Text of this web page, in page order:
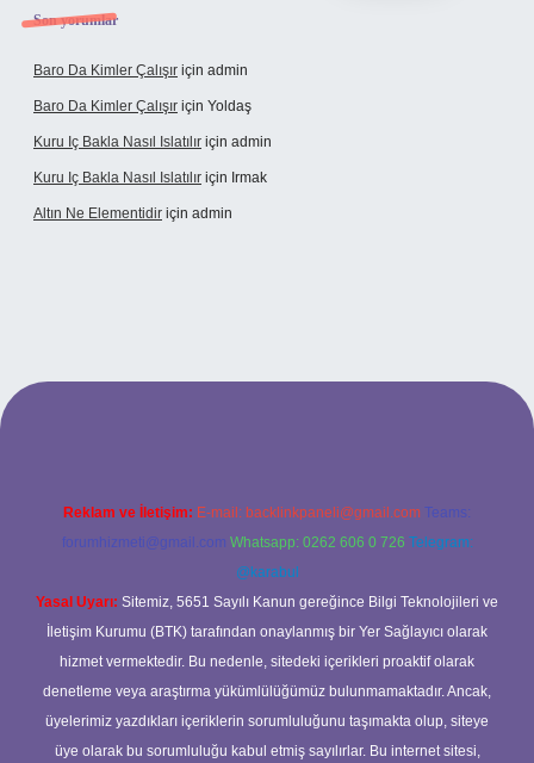
Son yorumlar
Baro Da Kimler Çalışır için admin
Baro Da Kimler Çalışır için Yoldaş
Kuru Iç Bakla Nasıl Islatılır için admin
Kuru Iç Bakla Nasıl Islatılır için Irmak
Altın Ne Elementidir için admin
Reklam ve İletişim: E-mail: backlinkpaneli@gmail.com Teams:
forumhizmeti@gmail.com Whatsapp: 0262 606 0 726 Telegram:
@karabul
Yasal Uyarı: Sitemiz, 5651 Sayılı Kanun gereğince Bilgi Teknolojileri ve
İletişim Kurumu (BTK) tarafından onaylanmış bir Yer Sağlayıcı olarak
hizmet vermektedir. Bu nedenle, sitedeki içerikleri proaktif olarak
denetleme veya araştırma yükümlülüğümüz bulunmamaktadır. Ancak,
üyelerimiz yazdıkları içeriklerin sorumluluğunu taşımakta olup, siteye
üye olarak bu sorumluluğu kabul etmiş sayılırlar. Bu internet sitesi,